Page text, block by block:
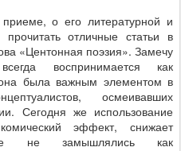
о его литературной и
отличные статьи в
«Центонная поэзия». Замечу
воспринимается как
была важным элементом в
осмеивавших
Сегодня же использование
эффект, снижает
не замышлялись как